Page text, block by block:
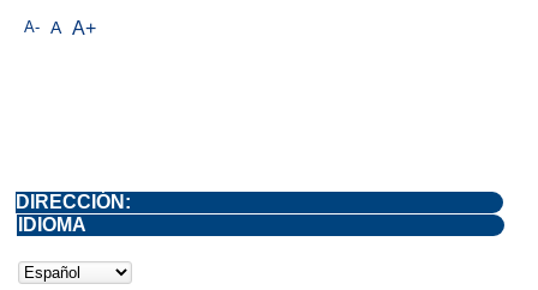
A- A A+
DIRECCIÓN:
IDIOMA